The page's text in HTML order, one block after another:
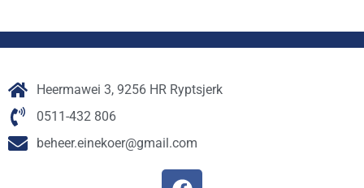
Heermawei 3, 9256 HR Ryptsjerk
0511-432 806
beheer.einekoer@gmail.com